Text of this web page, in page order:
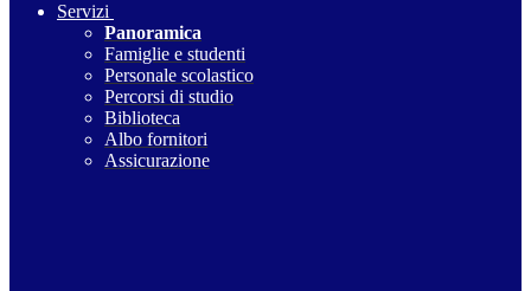
Servizi
Panoramica
Famiglie e studenti
Personale scolastico
Percorsi di studio
Biblioteca
Albo fornitori
Assicurazione